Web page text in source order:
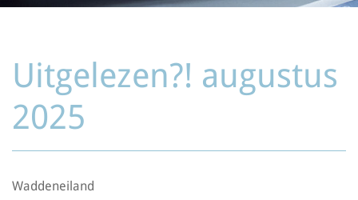
Uitgelezen?! augustus
2025
Waddeneiland